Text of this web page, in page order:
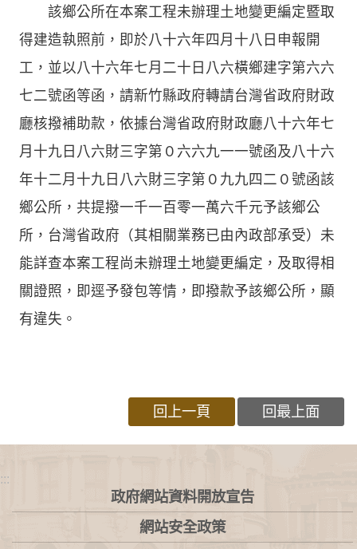
該鄉公所在本案工程未辦理土地變更編定暨取
得建造執照前，即於八十六年四月十八日申報開
工，並以八十六年七月二十日八六橫鄉建字第六六
七二號函等函，請新竹縣政府轉請台灣省政府財政
廳核撥補助款，依據台灣省政府財政廳八十六年七
月十九日八六財三字第０六六九一一號函及八十六
年十二月十九日八六財三字第０九九四二０號函該
鄉公所，共提撥一千一百零一萬六千元予該鄉公
所，台灣省政府（其相關業務已由內政部承受）未
能詳查本案工程尚未辦理土地變更編定，及取得相
關證照，即逕予發包等情，即撥款予該鄉公所，顯
有違失。
回上一頁 回最上面
:::
政府網站資料開放宣告
網站安全政策